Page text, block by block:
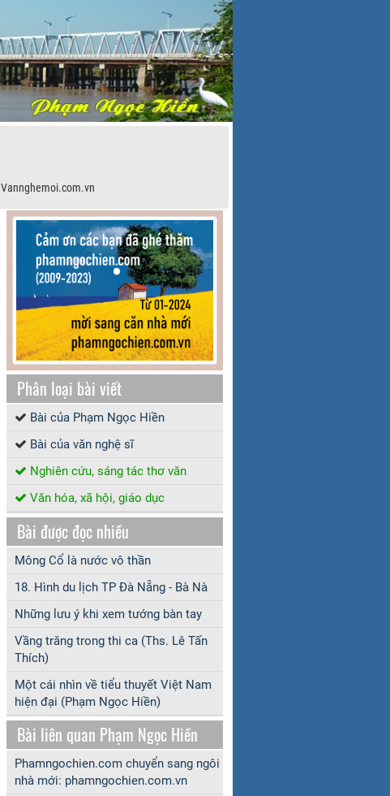
Vannghemoi.com.vn
Phân loại bài viết
Bài của Phạm Ngọc Hiền
Bài của văn nghệ sĩ
Nghiên cứu, sáng tác thơ văn
Văn hóa, xã hội, giáo dục
Bài được đọc nhiều
Mông Cổ là nước vô thần
18. Hình du lịch TP Đà Nẵng - Bà Nà
Những lưu ý khi xem tướng bàn tay
Vầng trăng trong thi ca (Ths. Lê Tấn
Thích)
Một cái nhìn về tiểu thuyết Việt Nam
hiện đại (Phạm Ngọc Hiền)
Bài liên quan Phạm Ngọc Hiền
Phamngochien.com chuyển sang ngôi
nhà mới: phamngochien.com.vn